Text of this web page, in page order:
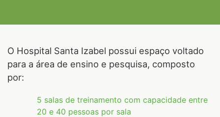
O Hospital Santa Izabel possui espaço voltado
para a área de ensino e pesquisa, composto
por:
5 salas de treinamento com capacidade entre
20 e 40 pessoas por sala